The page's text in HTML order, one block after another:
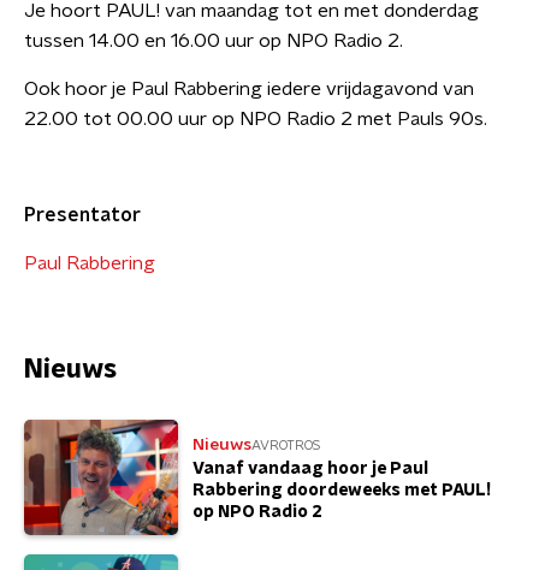
Je hoort PAUL! van maandag tot en met donderdag
tussen 14.00 en 16.00 uur op NPO Radio 2.
Ook hoor je Paul Rabbering iedere vrijdagavond van
22.00 tot 00.00 uur op NPO Radio 2 met Pauls 90s.
Presentator
Paul Rabbering
Nieuws
NieuwsAVROTROS
Vanaf vandaag hoor je Paul
Rabbering doordeweeks met PAUL!
op NPO Radio 2